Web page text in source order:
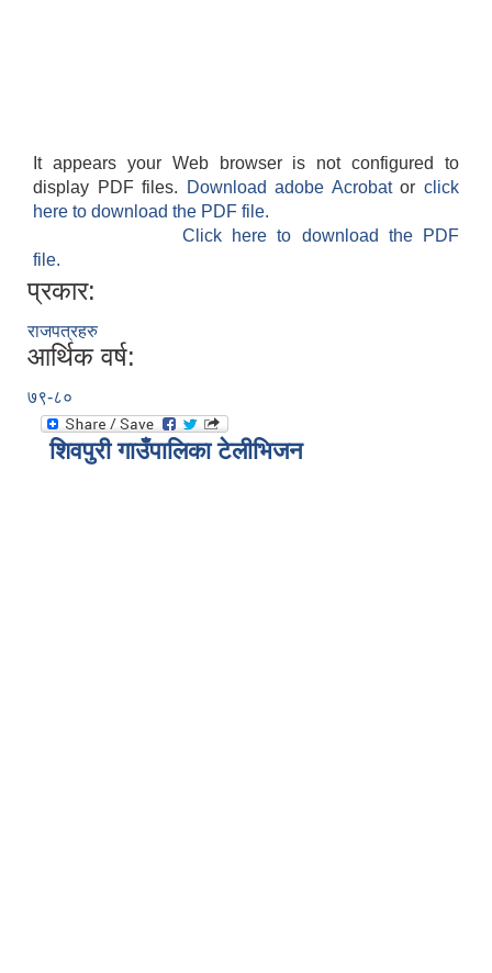
It appears your Web browser is not configured to
display PDF files.
Download adobe Acrobatorclick
here to download the PDF file.
Click here to download the PDF
file.
प्रकार:
राजपत्रहरु
आर्थिक वर्ष:
७९-८०
शिवपुरी गाउँपालिका टेलीभिजन